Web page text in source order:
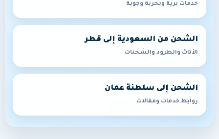
خدمات برية وبحرية وجوية
الشحن من السعودية إلى قطر
الأثاث والطرود والشحنات
الشحن إلى سلطنة عمان
روابط خدمات ومقالات